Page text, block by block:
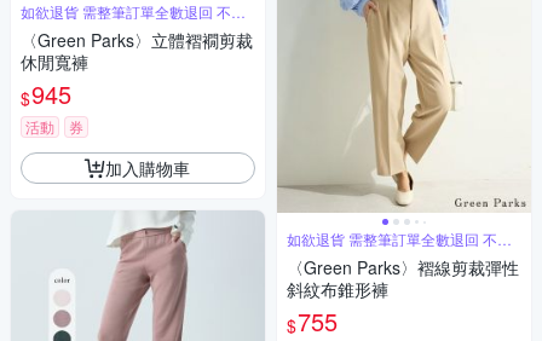
如欲退貨 需整筆訂單全數退回 不能
單退
〈Green Parks〉立體褶襉剪裁
休閒寬褲
$945
活動 券
加入購物車
如欲退貨 需整筆訂單全數退回 不能
單退
〈Green Parks〉褶線剪裁彈性
斜紋布錐形褲
$755